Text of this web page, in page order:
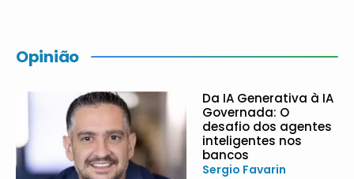
Opinião
Da IA Generativa à IA
Governada: O
desafio dos agentes
inteligentes nos
bancos
Sergio Favarin